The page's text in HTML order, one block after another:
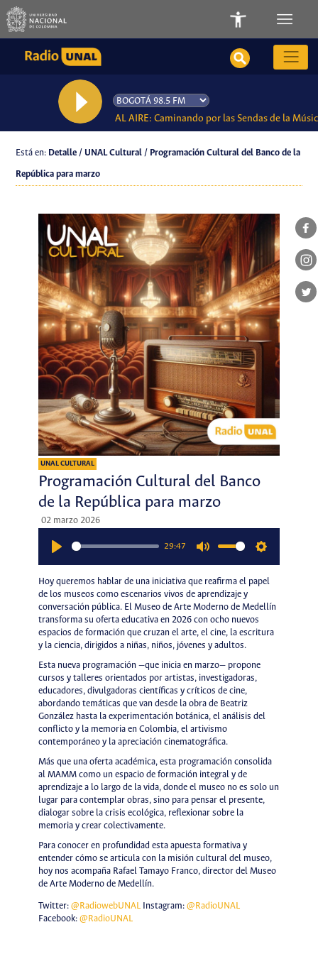
AL AIRE: Caminando por las Sendas de la
Está en: Detalle / UNAL Cultural / Programación Cultural del Banco de la
República para marzo
UNAL CULTURAL
Programación Cultural del Banco
de la República para marzo
02 marzo 2026
29:47
Hoy queremos hablar de una iniciativa que reafirma el papel
de los museos como escenarios vivos de aprendizaje y
conversación pública. El Museo de Arte Moderno de Medellín
transforma su oferta educativa en 2026 con ocho nuevos
espacios de formación que cruzan el arte, el cine, la escritura
y la ciencia, dirigidos a niñas, niños, jóvenes y adultos.
Esta nueva programación —que inicia en marzo— propone
cursos y talleres orientados por artistas, investigadoras,
educadores, divulgadoras científicas y críticos de cine,
abordando temáticas que van desde la obra de Beatriz
González hasta la experimentación botánica, el análisis del
conflicto y la memoria en Colombia, el artivismo
contemporáneo y la apreciación cinematográfica.
Más que una oferta académica, esta programación consolida
al MAMM como un espacio de formación integral y de
aprendizaje a lo largo de la vida, donde el museo no es solo un
lugar para contemplar obras, sino para pensar el presente,
dialogar sobre la crisis ecológica, reflexionar sobre la
memoria y crear colectivamente.
Para conocer en profundidad esta apuesta formativa y
entender cómo se articula con la misión cultural del museo,
hoy nos acompaña Rafael Tamayo Franco, director del Museo
de Arte Moderno de Medellín.
Twitter: @RadiowebUNALInstagram: @RadioUNAL
Facebook: @RadioUNAL